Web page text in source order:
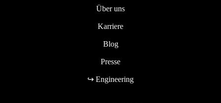
Über uns
Karriere
Blog
Presse
↪ Engineering